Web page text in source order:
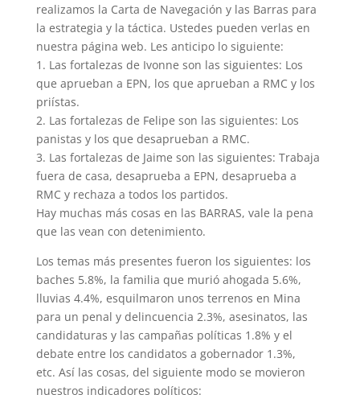
realizamos la Carta de Navegación y las Barras para
la estrategia y la táctica. Ustedes pueden verlas en
nuestra página web. Les anticipo lo siguiente:
1. Las fortalezas de Ivonne son las siguientes: Los
que aprueban a EPN, los que aprueban a RMC y los
priístas.
2. Las fortalezas de Felipe son las siguientes: Los
panistas y los que desaprueban a RMC.
3. Las fortalezas de Jaime son las siguientes: Trabaja
fuera de casa, desaprueba a EPN, desaprueba a
RMC y rechaza a todos los partidos.
Hay muchas más cosas en las BARRAS, vale la pena
que las vean con detenimiento.
Los temas más presentes fueron los siguientes: los
baches 5.8%, la familia que murió ahogada 5.6%,
lluvias 4.4%, esquilmaron unos terrenos en Mina
para un penal y delincuencia 2.3%, asesinatos, las
candidaturas y las campañas políticas 1.8% y el
debate entre los candidatos a gobernador 1.3%,
etc. Así las cosas, del siguiente modo se movieron
nuestros indicadores políticos: